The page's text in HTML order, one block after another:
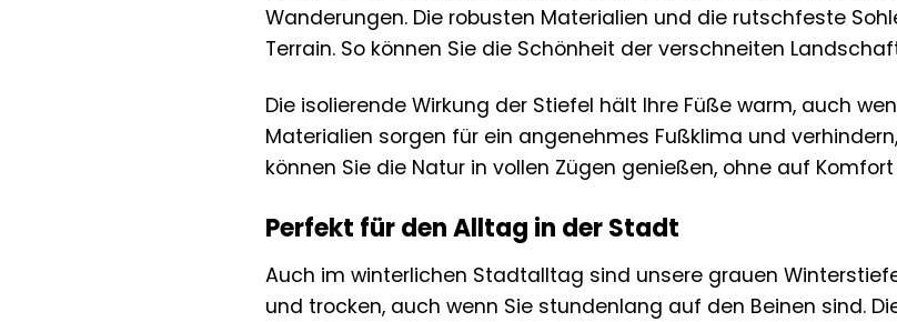
Wanderungen. Die robusten Materialien und die rutschfeste
Terrain. So können Sie die Schönheit der verschneiten
Die isolierende Wirkung der Stiefel hält Ihre Füße warm, auch
Materialien sorgen für ein angenehmes Fußklima und
können Sie die Natur in vollen Zügen genießen, ohne auf
Perfekt für den Alltag in der Stadt
Auch im winterlichen Stadtalltag sind unsere grauen
und trocken, auch wenn Sie stundenlang auf den Beinen sind.